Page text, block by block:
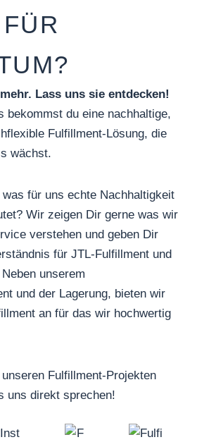
Lass uns sie entdecken!
bekommst du eine nachhaltige,
Fulfillment-Lösung, die
wächst.
für uns echte Nachhaltigkeit
Wir zeigen Dir gerne was wir
verstehen und geben Dir
fürJTL-Fulfillment und
Neben unserem
und der Lagerung, bieten wir
an für das wir hochwertig
Fulfillment-Projekten
uns direkt sprechen!